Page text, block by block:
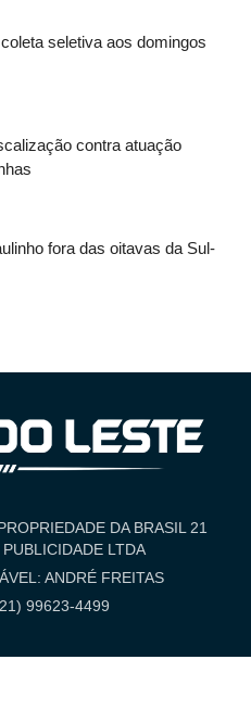
seletiva aos domingos
contra atuação
fora das oitavas da Sul-
DA BRASIL 21
LTDA
ANDRÉ FREITAS
99623-4499